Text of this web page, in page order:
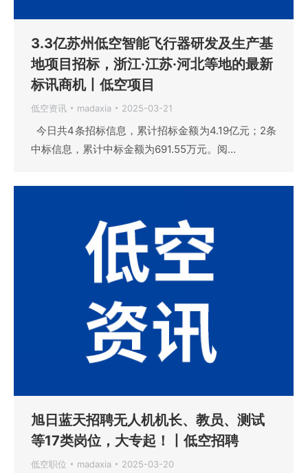
3.3亿苏州低空智能飞行器研发及生产基
地项目招标，浙江·江苏·河北等地的最新
标讯商机丨低空项目
低空资讯 madaxia 2025-03-21
今日共4条招标信息，累计招标金额为4.19亿元；2条
中标信息，累计中标金额为691.55万元。阅…
旭日蓝天招聘无人机机长、教员、测试
等17类岗位，大专起！丨低空招聘
低空职位 madaxia 2025-03-20